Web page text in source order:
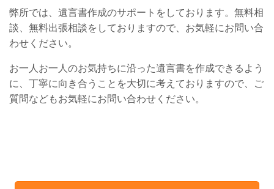
弊所では、遺言書作成のサポートをしております。無料相
談、無料出張相談をしておりますので、お気軽にお問い合
わせください。
お一人お一人のお気持ちに沿った遺言書を作成できるよう
に、丁寧に向き合うことを大切に考えておりますので、ご
質問などもお気軽にお問い合わせください。